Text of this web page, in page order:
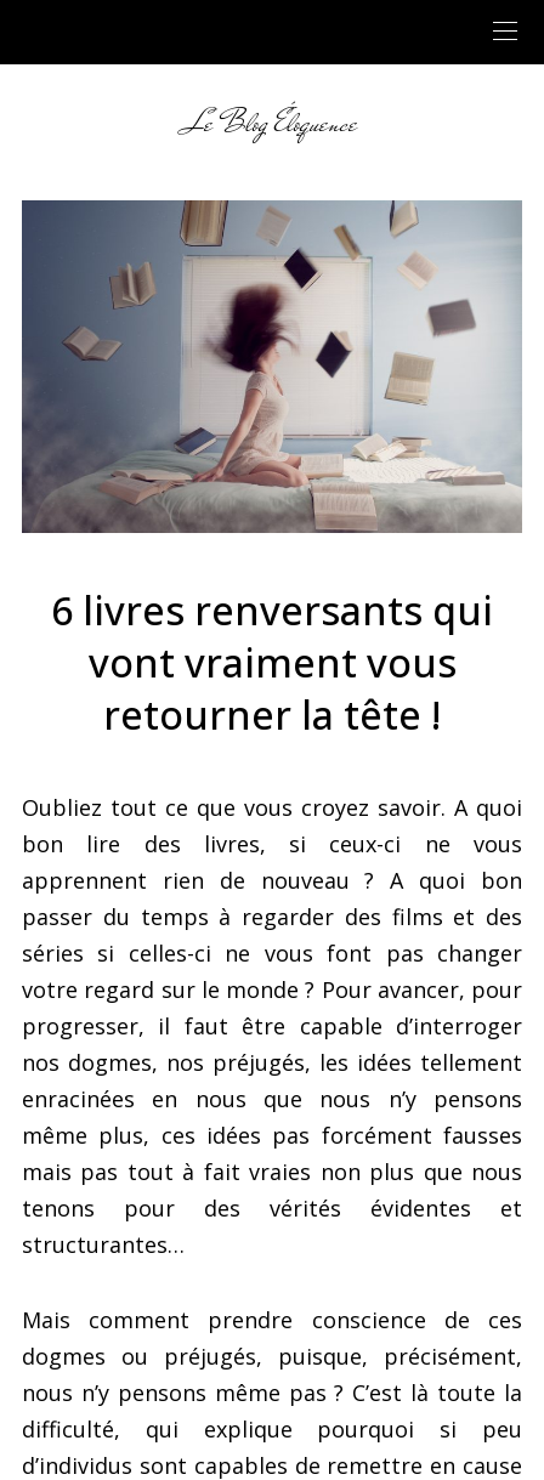
Le Blog Éloquence
6 livres renversants qui
vont vraiment vous
retourner la tête !
Oubliez tout ce que vous croyez savoir. A quoi
bon lire des livres, si ceux-ci ne vous
apprennent rien de nouveau ? A quoi bon
passer du temps à regarder des films et des
séries si celles-ci ne vous font pas changer
votre regard sur le monde ? Pour avancer, pour
progresser, il faut être capable d’interroger
nos dogmes, nos préjugés, les idées tellement
enracinées en nous que nous n’y pensons
même plus, ces idées pas forcément fausses
mais pas tout à fait vraies non plus que nous
tenons pour des vérités évidentes et
structurantes…
Mais comment prendre conscience de ces
dogmes ou préjugés, puisque, précisément,
nous n’y pensons même pas ? C’est là toute la
difficulté, qui explique pourquoi si peu
d’individus sont capables de remettre en cause